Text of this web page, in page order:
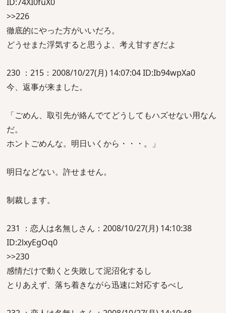
>>226
徹底的にやった方がいいだろ。
どうせまた浮気すると思うよ、考え甘すぎだよ
230 ：215：2008/10/27(月) 14:07:04 ID:Ib94wpXa0
今、返事が来ました。
「ごめん、取引先が絡んでてどうしてもハズせない用なん
だ。
ホントごめんな。明日いくから・・・。」
明日などない。許せません。
制裁します。
231 ：恋人は名無しさん：2008/10/27(月) 14:10:38
ID:2lxyEgOq0
>>230
感情だけで動くと失敗して泥沼化するし
とりあえず、落ち着きながら迅速に対応するべし